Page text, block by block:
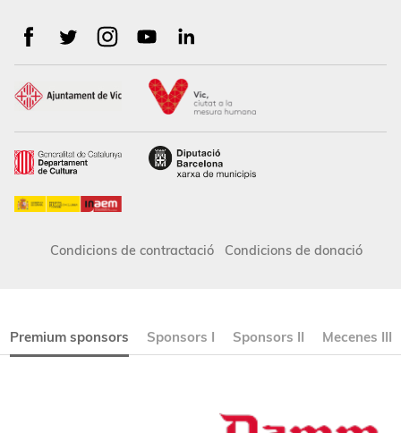
Condicions de contractació Condicions de donació
Premium sponsors Sponsors I Sponsors II Mecenes III